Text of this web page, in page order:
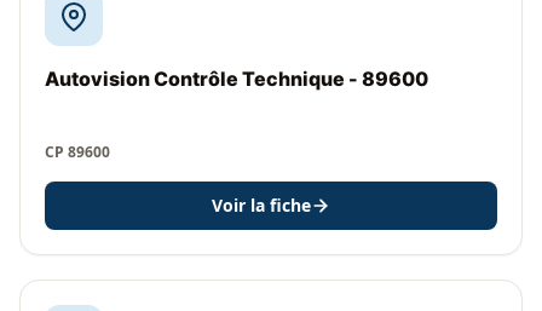
Autovision Contrôle Technique - 89600
CP 89600
Voir la fiche